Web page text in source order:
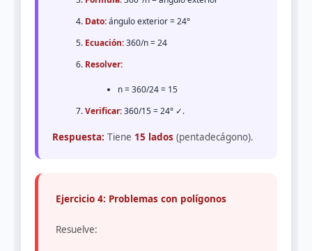
Dato:ángulo exterior = 24°
Ecuación:360/n = 24
Resolver:
n = 360/24 = 15
Verificar:360/15 = 24° ✓.
Respuesta: Tiene 15 lados (pentadecágono).
Ejercicio 4: Problemas con polígonos
Resuelve: